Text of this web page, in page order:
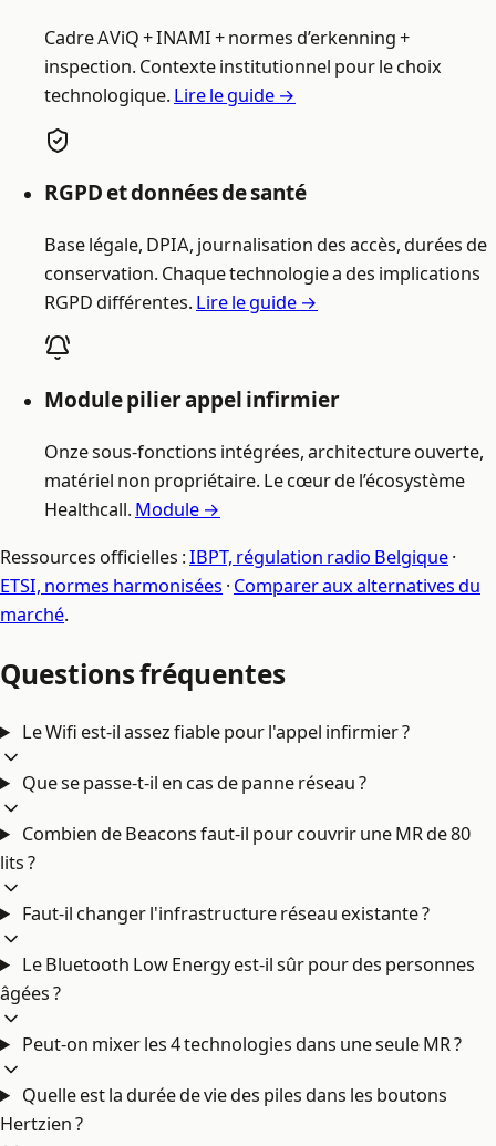
Cadre AViQ + INAMI + normes d’erkenning +
inspection. Contexte institutionnel pour le choix
technologique. Lire le guide →
RGPD et données de santé
Base légale, DPIA, journalisation des accès, durées de
conservation. Chaque technologie a des implications
RGPD différentes. Lire le guide →
Module pilier appel infirmier
Onze sous-fonctions intégrées, architecture ouverte,
matériel non propriétaire. Le cœur de l’écosystème
Healthcall. Module →
Ressources officielles :IBPT, régulation radio Belgique·
ETSI, normes harmonisées · Comparer aux alternatives du
marché.
Questions fréquentes
Le Wifi est-il assez fiable pour l'appel infirmier ?
Que se passe-t-il en cas de panne réseau ?
Combien de Beacons faut-il pour couvrir une MR de 80
lits ?
Faut-il changer l'infrastructure réseau existante ?
Le Bluetooth Low Energy est-il sûr pour des personnes
âgées ?
Peut-on mixer les 4 technologies dans une seule MR ?
Quelle est la durée de vie des piles dans les boutons
Hertzien ?